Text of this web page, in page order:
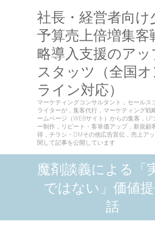
社長・経営者向け
予算売上倍増集客
略導入支援のアッ
スタッツ（全国オ
ライン対応）
マーケティングコンサルタント，セールス
ライターが，集客代行，マーケティング戦
ームページ（WEBサイト）からの集客，LP
ー制作，リピート・客単価アップ，新規顧
得，チラシ・DMその他広告宣伝，売上ア
関して記事を公開しています
魔剤談義による「
ではない」価値
話